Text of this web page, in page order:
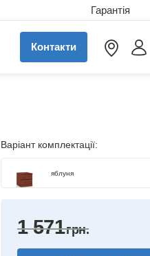
Гарантія
Контакти
Варіант комплектації:
яблуня
венге
1 571